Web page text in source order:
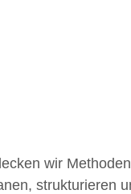
wir
strukturieren